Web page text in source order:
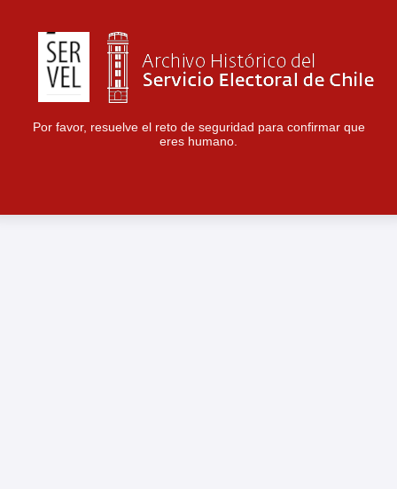
Por favor, resuelve el reto de seguridad para confirmar que
eres humano.